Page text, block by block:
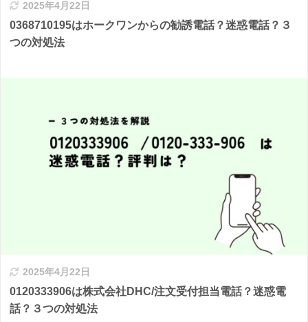
2025年4月22日
0368710195はホークワンからの勧誘電話？迷惑電話？３
つの対処法
2025年4月22日
0120333906は株式会社DHC/注文受付担当電話？迷惑電
話？３つの対処法